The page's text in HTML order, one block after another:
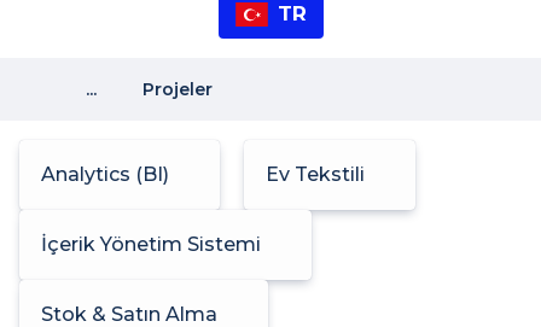
TR
... Projeler
Analytics (BI) Ev Tekstili
İçerik Yönetim Sistemi
Stok & Satın Alma